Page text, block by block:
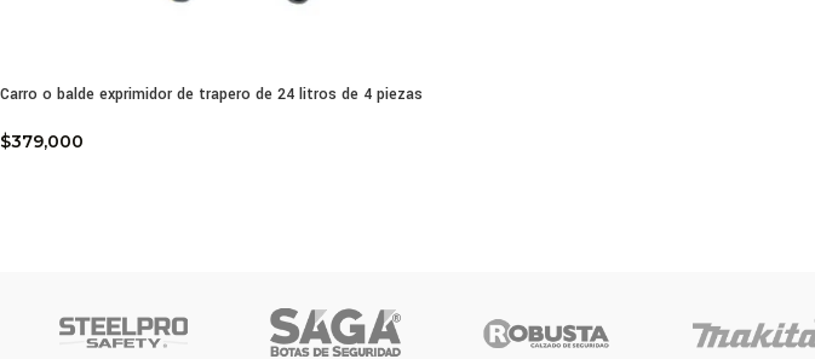
Carro o balde exprimidor de trapero de 24 litros de 4 piezas
$379,000